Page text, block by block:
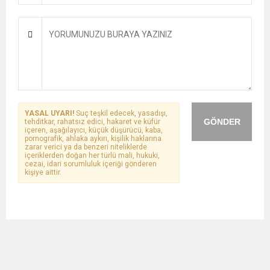
GÖNDER
YASAL UYARI! Suç teşkil edecek, yasadışı,
tehditkar, rahatsız edici, hakaret ve küfür
içeren, aşağılayıcı, küçük düşürücü, kaba,
pornografik, ahlaka aykırı, kişilik haklarına
zarar verici ya da benzeri niteliklerde
içeriklerden doğan her türlü mali, hukuki,
cezai, idari sorumluluk içeriği gönderen
kişiye aittir.